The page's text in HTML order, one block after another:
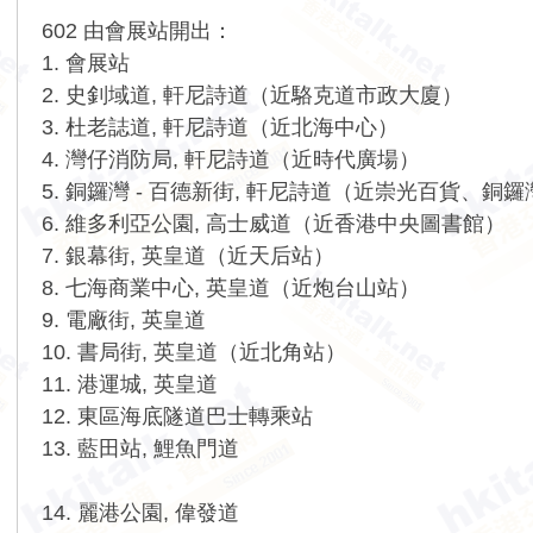
602 由會展站開出：
1. 會展站
2. 史釗域道, 軒尼詩道（近駱克道市政大廈）
3. 杜老誌道, 軒尼詩道（近北海中心）
4. 灣仔消防局, 軒尼詩道（近時代廣場）
5. 銅鑼灣 - 百德新街, 軒尼詩道（近崇光百貨、銅鑼
6. 維多利亞公園, 高士威道（近香港中央圖書館）
7. 銀幕街, 英皇道（近天后站）
8. 七海商業中心, 英皇道（近炮台山站）
9. 電廠街, 英皇道
10. 書局街, 英皇道（近北角站）
11. 港運城, 英皇道
12. 東區海底隧道巴士轉乘站
13. 藍田站, 鯉魚門道
14. 麗港公園, 偉發道